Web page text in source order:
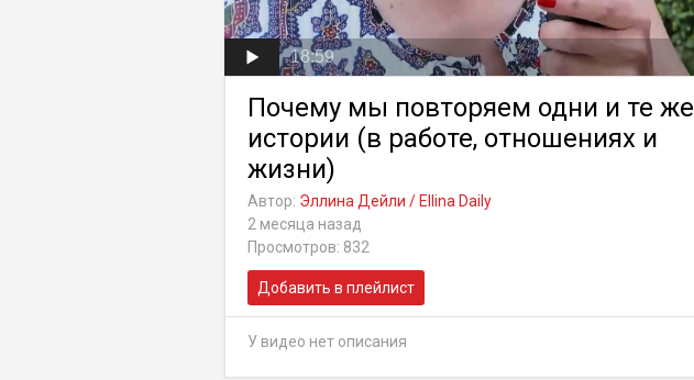
18:59
Почему мы повторяем одни и те же
истории (в работе, отношениях и
жизни)
Автор: Эллина Дейли / Ellina Daily
2 месяца назад
Просмотров: 832
Добавить в плейлист
У видео нет описания